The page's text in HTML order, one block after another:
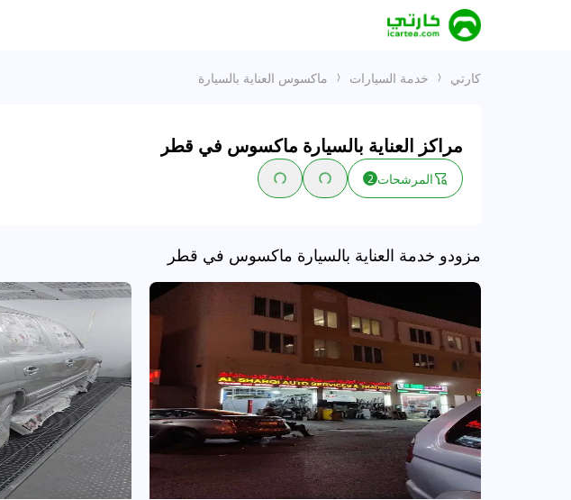
كارتي خدمة السيارات ماكسوس العناية بالسيارة
مراكز العناية بالسيارة ماكسوس في قطر
المرشحات 2
مزودو خدمة العناية بالسيارة ماكسوس في قطر